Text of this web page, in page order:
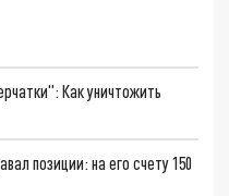
Как уничтожить
позиции: на его счету 150